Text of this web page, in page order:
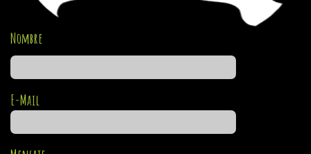
Nombre
E-Mail